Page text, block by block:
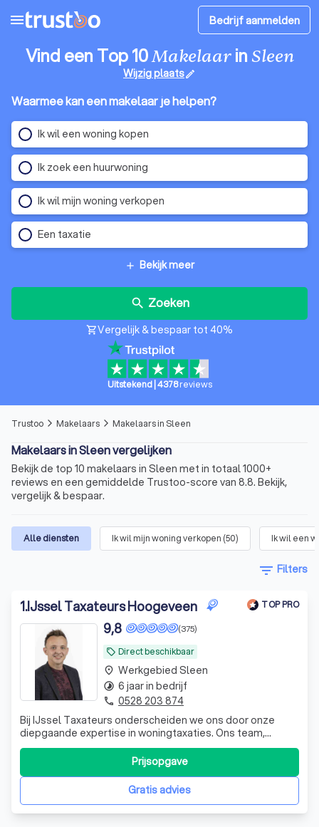
menu Bedrijf aanmelden
Vind een Top 10Makelaarin Sleen
Wijzig plaatsedit
Waarmee kan een makelaar je helpen?
Ik wil een woning kopen
Ik zoek een huurwoning
Ik wil mijn woning verkopen
Een taxatie
add Bekijk meer
search Zoeken
shopping_cartVergelijk & bespaar tot 40%
Uitstekend| 4378 reviews
Trustoo arrow_forward_ios Makelaars arrow_forward_ios Makelaars in Sleen
Makelaars in Sleen vergelijken
Bekijk de top 10 makelaars in Sleen met in totaal 1000+
reviews en een gemiddelde Trustoo-score van 8.8. Bekijk,
vergelijk & bespaar.
Alle diensten Ik wil mijn woning verkopen (50) Ik wil een
filter_list Filters
1.IJssel Taxateurs Hoogeveen TOP PRO
local_offer Direct beschikbaar
(375)
9,8
Bij IJssel Taxateurs onderscheiden we ons door onze
diepgaande expertise in woningtaxaties. Ons team,
bestaande uit zes toegewijde professionals, waaronder
drie register-taxateurs, zet zich dagelijks in om de waarde
van uw woning nauwkeurig te bepalen. Met een scherp
oog voor detail en een rustige b
Gratis advies
Prijsopgave
place Werkgebied Sleen
timelapse 6 jaar in bedrijf
phone 0528 203 874